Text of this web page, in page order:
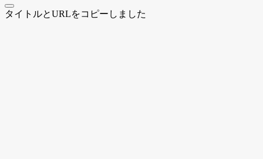
タイトルとURLをコピーしました